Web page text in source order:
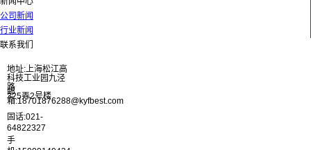
公司新闻
行业新闻
联系我们
地址:上海松江高
科技工业园九泾
路
325弄2号楼
邮
箱:18701876288@kyfbest.com
固话:021-
64822327
手